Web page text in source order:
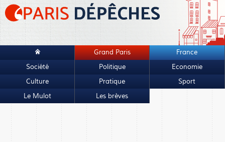
Grand Paris
France
Société
Politique
Economie
Culture
Pratique
Sport
Le Mulot
Les brèves